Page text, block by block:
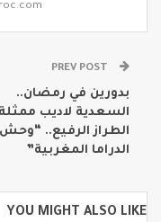
بدورين في رمضان..
السعدية لاديب
الطراز الرفيع.. “وحش
الدراما المغربية”
YOU MIGHT ALSO LIKE